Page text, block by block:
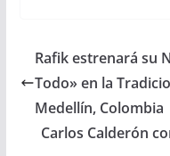
Rafik estrenará su
Todo» en la
Medellín, Colombia
Carlos Calderón